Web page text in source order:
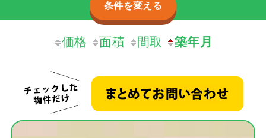
条件を変える
価格 面積 間取 築年月